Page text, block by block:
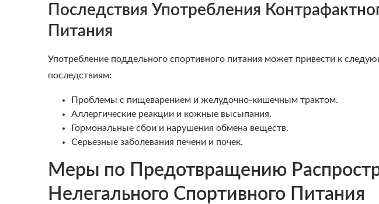
Последствия Употребления
Питания
Употребление поддельного спортивного питания может привести к
последствиям:
Проблемы с пищеварением и желудочно-кишечным трактом.
Аллергические реакции и кожные высыпания.
Гормональные сбои и нарушения обмена веществ.
Серьезные заболевания печени и почек.
Меры по Предотвращению
Нелегального Спортивного Питания